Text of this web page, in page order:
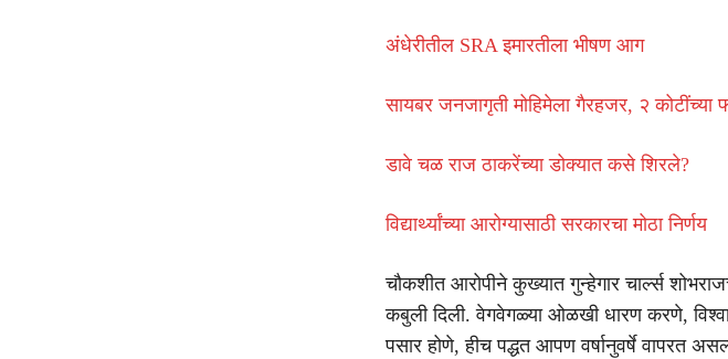
अंधेरीतील SRA इमारतीला भीषण आग
सायबर जनजागृती मोहिमेला गैरहजर, २
डावे चळ राज ठाकरेंच्या डोक्यात कसे शिरले?
विद्यार्थ्यांच्या आरोग्यासाठी सरकारचा मोठा निर्णय
चौकशीत आरोपीने कुख्यात गुन्हेगार चार्ल्स
कबुली दिली. वेगवेगळ्या ओळखी धारण करणे,
पसार होणे, हीच पद्धत आपण वर्षानुवर्षे वापरत